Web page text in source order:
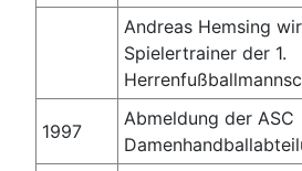
Andreas Hemsing
Spielertrainer der 1.
1997
Abmeldung der ASC